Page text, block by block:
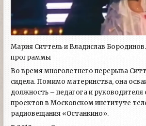
Мария Ситтель и Владислав
программы
Во время многолетнего перерыва
сидела. Помимо материнства, она
должность – педагога и
проектов в Московском институте
радиовещания «Останкино».